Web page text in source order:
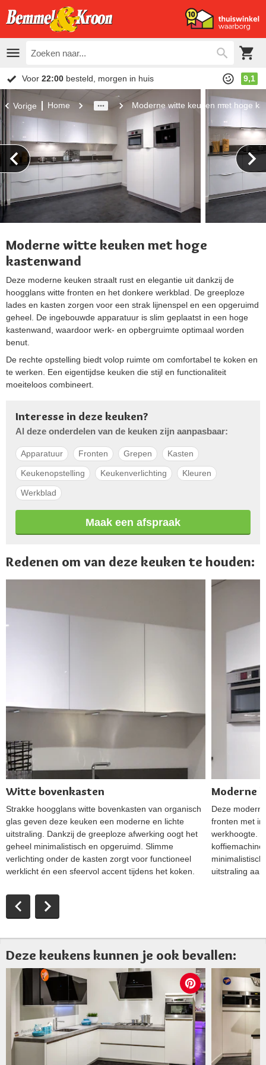
Voor 22:00 besteld, morgen in huis 9,1
Vorige Home Moderne witte keuken met hoge
Moderne witte keuken met hoge
kastenwand
Deze moderne keuken straalt rust en elegantie uit dankzij de
hoogglans witte fronten en het donkere werkblad. De greeploze
lades en kasten zorgen voor een strak lijnenspel en een opgeruimd
geheel. De ingebouwde apparatuur is slim geplaatst in een hoge
kastenwand, waardoor werk- en opbergruimte optimaal worden
benut.
De rechte opstelling biedt volop ruimte om comfortabel te koken en
te werken. Een eigentijdse keuken die stijl en functionaliteit
moeiteloos combineert.
Interesse in deze keuken?
Al deze onderdelen van de keuken zijn aanpasbaar:
Apparatuur Fronten Grepen Kasten
Keukenopstelling Keukenverlichting Kleuren
Werkblad
Maak een afspraak
Redenen om van deze keuken te houden:
Witte bovenkasten
Strakke hoogglans witte bovenkasten van organisch
glas geven deze keuken een moderne en lichte
uitstraling. Dankzij de greeploze afwerking oogt het
geheel minimalistisch en opgeruimd. Slimme
verlichting onder de kasten zorgt voor functioneel
werklicht én een sfeervol accent tijdens het koken.
Moderne
Deze
fronten met
werkhoogte.
uitstraling
Deze keukens kunnen je ook bevallen: